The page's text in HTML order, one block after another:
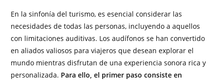
En la sinfonía del turismo, es esencial considerar las
necesidades de todas las personas, incluyendo a aquellos
con limitaciones auditivas. Los audífonos se han convertido
en aliados valiosos para viajeros que desean explorar el
mundo mientras disfrutan de una experiencia sonora rica y
personalizada. Para ello, el primer paso consiste en